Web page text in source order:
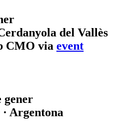
del Vallès
CMO via event
gener
Argentona